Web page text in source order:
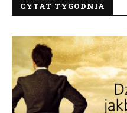
CYTAT TYGODNIA